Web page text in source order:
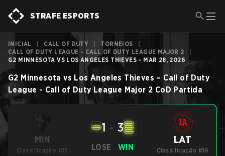
STRAFE ESPORTS
INICIAL CALL OF DUTY TORNEIOS
CALL OF DUTY LEAGUE - CALL OF DUTY LEAGUE MAJOR 2
G2 MINNESOTA VS LOS ANGELES THIEVES - MAR 28, 2026
G2 Minnesota vs Los Angeles Thieves – Call of Duty
League - Call of Duty League Major 2 CoD Partida
MIN
Classificação #15 LOSE
1 - 3
WIN
LAT
Classificação #16